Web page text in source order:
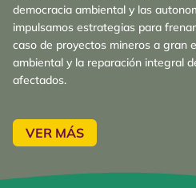
democracia ambiental y las
impulsamos estrategias para
caso de proyectos mineros a gran
ambiental y la reparación integral
afectados.
VER MÁS